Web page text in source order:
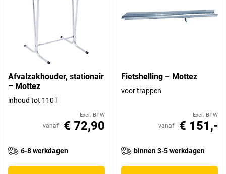
Afvalzakhouder, stationair
– Mottez
inhoud tot 110 l
Excl. BTW
vanaf € 72,90
6-8 werkdagen
Fietshelling – Mottez
voor trappen
Excl. BTW
vanaf € 151,-
binnen 3-5 werkdagen